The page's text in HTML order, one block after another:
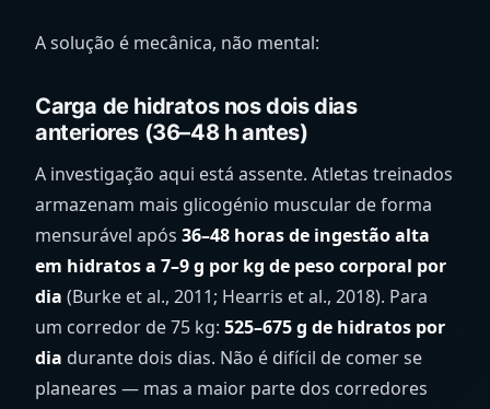
A solução é mecânica, não mental:
Carga de hidratos nos dois dias
anteriores (36–48 h antes)
A investigação aqui está assente. Atletas treinados
armazenam mais glicogénio muscular de forma
mensurável após 36–48 horas de ingestão alta
em hidratos a 7–9 g por kg de peso corporal por
dia (Burke et al., 2011; Hearris et al., 2018). Para
um corredor de 75 kg: 525–675 g de hidratos por
dia durante dois dias. Não é difícil de comer se
planeares — mas a maior parte dos corredores